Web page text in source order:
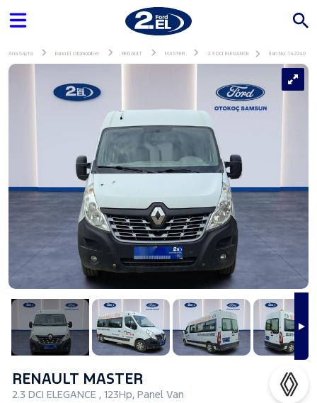
Ana Sayfa İkinci El Otomobiller RENAULT MASTER 2.3 DCI ELEGANCE İlan No: 142240
RENAULT MASTER
2.3 DCI ELEGANCE , 123Hp, Panel Van